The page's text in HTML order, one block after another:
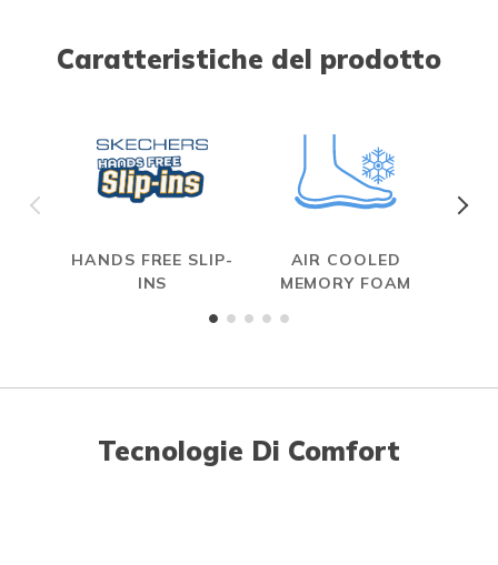
Caratteristiche del prodotto
HANDS FREE SLIP-
INS
AIR COOLED
MEMORY FOAM
Tecnologie Di Comfort